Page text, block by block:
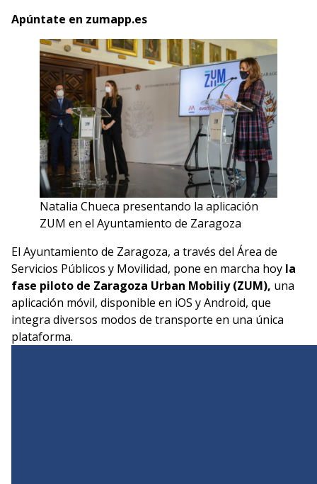
Apúntate en zumapp.es
Natalia Chueca presentando la aplicación
ZUM en el Ayuntamiento de Zaragoza
El Ayuntamiento de Zaragoza, a través del Área de
Servicios Públicos y Movilidad, pone en marcha hoy la
fase piloto de Zaragoza Urban Mobiliy (ZUM), una
aplicación móvil, disponible en iOS y Android, que
integra diversos modos de transporte en una única
plataforma.